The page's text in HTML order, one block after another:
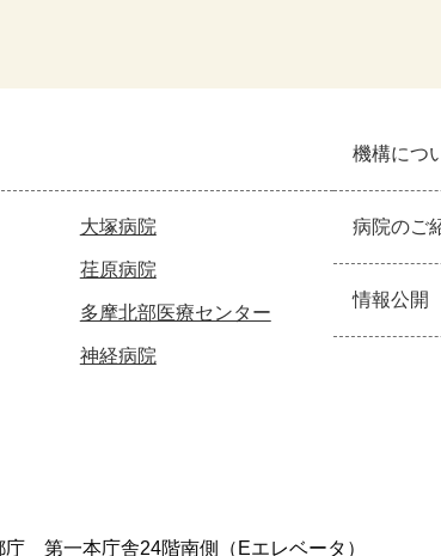
大塚病院
荏原病院
多摩北部医療センター
神経病院
機構につ
病院のご
情報公開
第一本庁舎24階南側（Eエレベータ）